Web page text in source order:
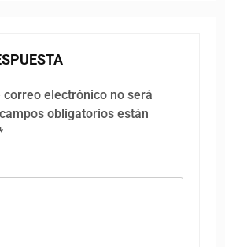
correo electrónico no será
obligatorios están